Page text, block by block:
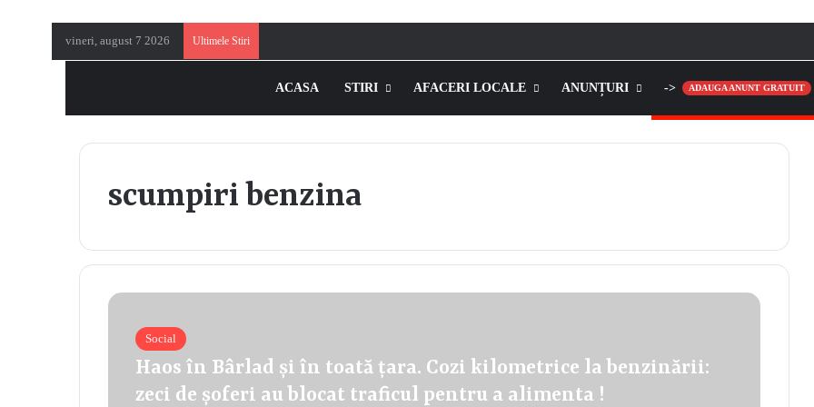
vineri, august 7 2026 Ultimele Stiri
ACASA STIRI AFACERI LOCALE ANUNȚURI -> ADAUGA ANUNT GRATUIT
scumpiri benzina
Social
Haos în Bârlad și în toată țara. Cozi kilometrice la benzinării:
zeci de șoferi au blocat traficul pentru a alimenta !